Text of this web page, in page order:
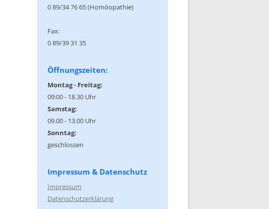
0 89/34 76 65 (Homöopathie)
Fax:
0 89/39 31 35
Öffnungszeiten:
Montag - Freitag:
09:00 - 18.30 Uhr
Samstag:
09.00 - 13.00 Uhr
Sonntag:
geschlossen
Impressum & Datenschutz
Impressum
Datenschutzerklärung